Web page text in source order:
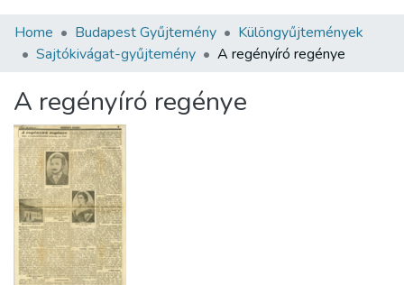
Communities & Collections
Statistics
About us
Home Budapest Gyűjtemény
Különgyűjtemények
Sajtókivágat-gyűjtemény
A regényíró regénye
A regényíró regénye